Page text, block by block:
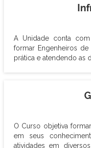
A Unidade conta com
formar Engenheiros
prática e atendendo as
O Curso objetiva
em seus
atividades em